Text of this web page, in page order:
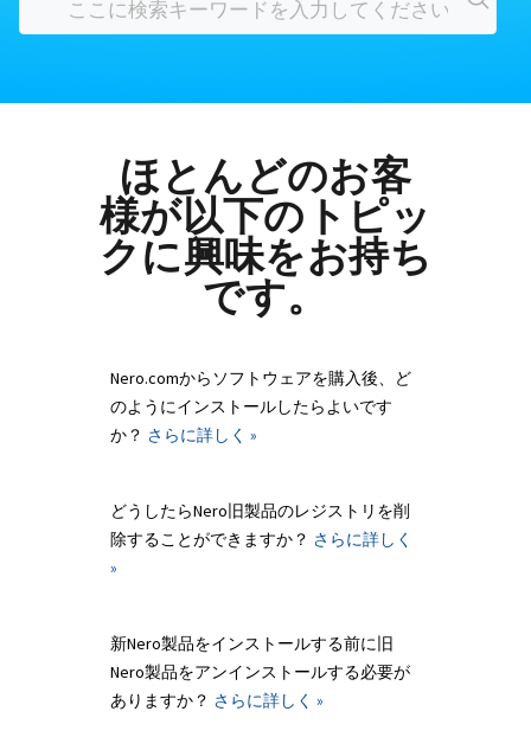
ほとんどのお客
様が以下のトピッ
クに興味をお持ち
です。
Nero.comからソフトウェアを購入後、ど
のようにインストールしたらよいです
か？ さらに詳しく »
どうしたらNero旧製品のレジストリを削
除することができますか？ さらに詳しく
»
新Nero製品をインストールする前に旧
Nero製品をアンインストールする必要が
ありますか？ さらに詳しく »